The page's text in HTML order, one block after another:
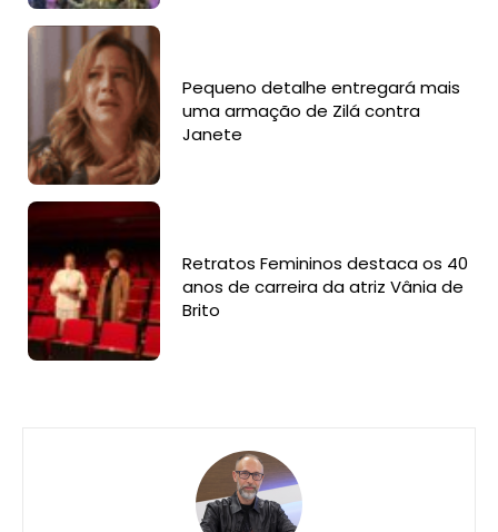
Pequeno detalhe entregará mais
uma armação de Zilá contra
Janete
Retratos Femininos destaca os 40
anos de carreira da atriz Vânia de
Brito